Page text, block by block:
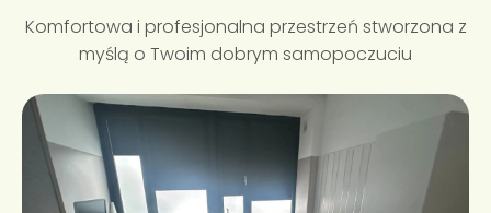
Komfortowa i profesjonalna przestrzeń stworzona z
myślą o Twoim dobrym samopoczuciu